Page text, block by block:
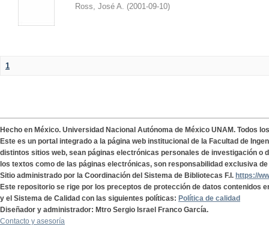
Ross, José A. (2001-09-10)
1
Hecho en México. Universidad Nacional Autónoma de México UNAM. Todos
Este es un portal integrado a la página web institucional de la Facultad de
distintos sitios web, sean páginas electrónicas personales de investigación o
los textos como de las páginas electrónicas, son responsabilidad exclusiva
Sitio administrado por la Coordinación del Sistema de Bibliotecas F.I. https://
Este repositorio se rige por los preceptos de protección de datos contenidos
y el Sistema de Calidad con las siguientes políticas: Política de calidad
Diseñador y administrador: Mtro Sergio Israel Franco García.
Contacto y asesoría